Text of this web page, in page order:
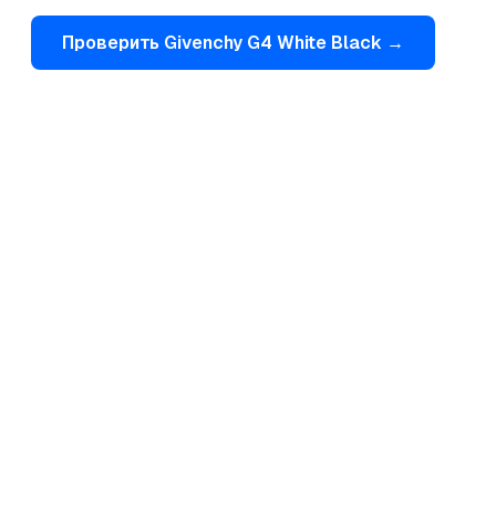
Проверить Givenchy G4 White Black →